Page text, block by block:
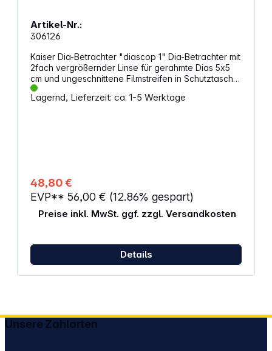
Artikel-Nr.:
306126
Kaiser Dia-Betrachter "diascop 1" Dia-Betrachter mit
2fach vergrößernder Linse für gerahmte Dias 5x5
cm und ungeschnittene Filmstreifen in Schutztasche.
Ausstattung: Batteriebetrieb: 2x 1,5V Baby C (nicht
im Lieferumfang) Lampe: 2,5 V, 0,3 A, E 10,
Lagernd, Lieferzeit: ca. 1-5 Werktage
48,80 €
EVP** 56,00 € (12.86% gespart)
Preise inkl. MwSt. ggf. zzgl. Versandkosten
Details
Unsere Zahlarten